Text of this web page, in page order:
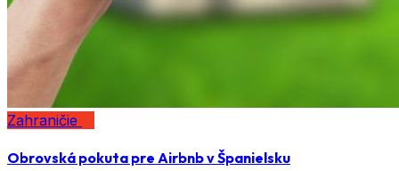
Zahraničie
Obrovská pokuta pre Airbnb v Španielsku